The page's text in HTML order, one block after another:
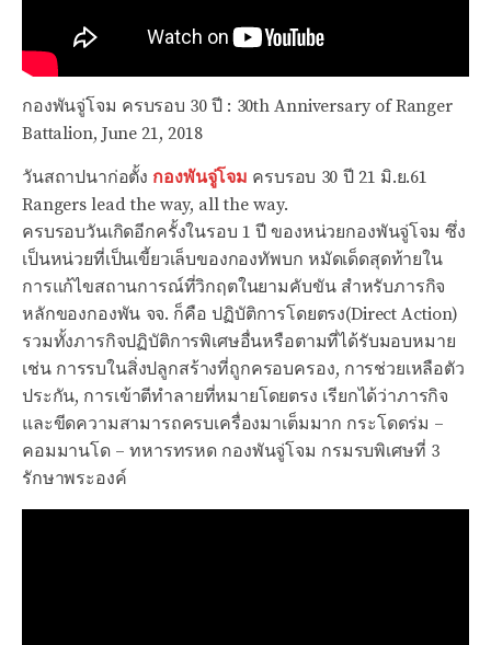
กองพันจู่โจม ครบรอบ 30 ปี : 30th Anniversary of Ranger
Battalion, June 21, 2018
วันสถาปนาก่อตั้ง กองพันจู่โจม ครบรอบ 30 ปี21 มิ.ย.61
Rangers lead the way, all the way.
ครบรอบวันเกิดอีกครั้งในรอบ 1 ปี ของหน่วยกองพันจู่โจม ซึ่ง
เป็นหน่วยที่เป็นเขี้ยวเล็บของกองทัพบก หมัดเด็ดสุดท้ายใน
การแก้ไขสถานการณ์ที่วิกฤตในยามคับขัน สำหรับภารกิจ
หลักของกองพัน จจ. ก็คือ ปฏิบัติการโดยตรง(Direct Action)
รวมทั้งภารกิจปฏิบัติการพิเศษอื่นหรือตามที่ได้รับมอบหมาย
เช่น การรบในสิ่งปลูกสร้างที่ถูกครอบครอง, การช่วยเหลือตัว
ประกัน, การเข้าตีทำลายที่หมายโดยตรง เรียกได้ว่าภารกิจ
และขีดความสามารถครบเครื่องมาเต็มมาก กระโดดร่ม –
คอมมานโด – ทหารทรหด กองพันจู่โจม กรมรบพิเศษที่ 3
รักษาพระองค์